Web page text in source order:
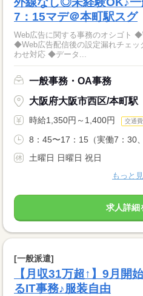
7：15マデ＠本町駅スグ
Web広告に関する事務のオシゴト ◆Web上への求人広告の配信設定
◆Web広告配信後の設定漏れチェ
わせ対応 ◆データ...
一般事務・OA事務
大阪府大阪市西区/本町駅
時給1,350円～1,400円 交通
8：45〜17：15（実働7：30
土曜日 日曜日 祝日
もっと
求人詳細
[一般派遣]
【月収31万超↑】9月開
るIT事務♪服装自由